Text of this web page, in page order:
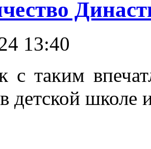
13:40
с таким
детской школе